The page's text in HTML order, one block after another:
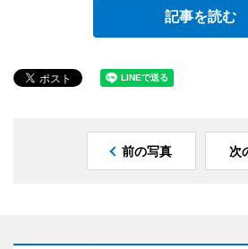
記事を読む
前の写真 次